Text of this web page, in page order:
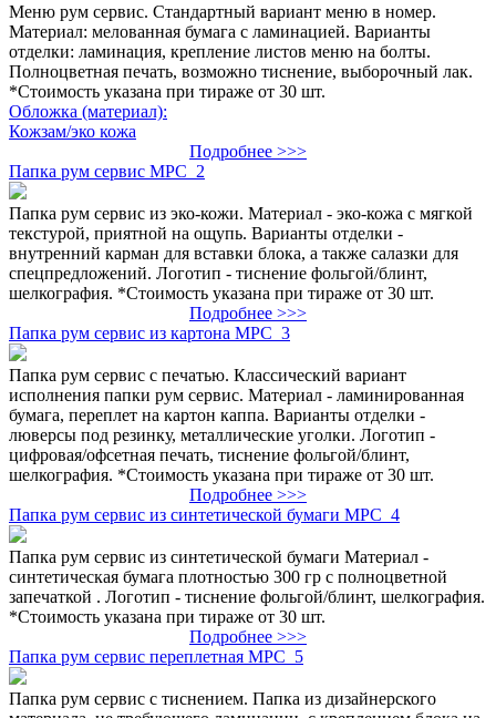
Меню рум сервис. Стандартный вариант меню в номер.
Материал: мелованная бумага с ламинацией. Варианты
отделки: ламинация, крепление листов меню на болты.
Полноцветная печать, возможно тиснение, выборочный лак.
*Стоимость указана при тираже от 30 шт.
Обложка (материал):
Кожзам/эко кожа
Подробнее >>>
Папка рум сервис МРС_2
Папка рум сервис из эко-кожи. Материал - эко-кожа с мягкой
текстурой, приятной на ощупь. Варианты отделки -
внутренний карман для вставки блока, а также салазки для
спецпредложений. Логотип - тиснение фольгой/блинт,
шелкография. *Стоимость указана при тираже от 30 шт.
Подробнее >>>
Папка рум сервис из картона МРС_3
Папка рум сервис с печатью. Классический вариант
исполнения папки рум сервис. Материал - ламинированная
бумага, переплет на картон каппа. Варианты отделки -
люверсы под резинку, металлические уголки. Логотип -
цифровая/офсетная печать, тиснение фольгой/блинт,
шелкография. *Стоимость указана при тираже от 30 шт.
Подробнее >>>
Папка рум сервис из синтетической бумаги МРС_4
Папка рум сервис из синтетической бумаги Материал -
синтетическая бумага плотностью 300 гр с полноцветной
запечаткой . Логотип - тиснение фольгой/блинт, шелкография.
*Стоимость указана при тираже от 30 шт.
Подробнее >>>
Папка рум сервис переплетная МРС_5
Папка рум сервис с тиснением. Папка из дизайнерского